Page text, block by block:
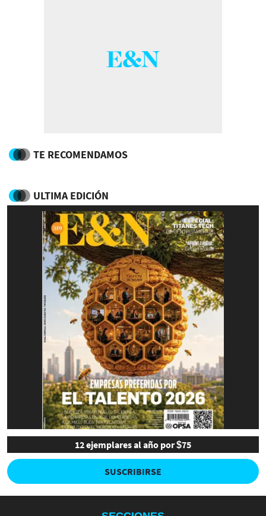
TE RECOMENDAMOS
ULTIMA EDICIÓN
12 ejemplares al año por $75
SUSCRIBIRSE